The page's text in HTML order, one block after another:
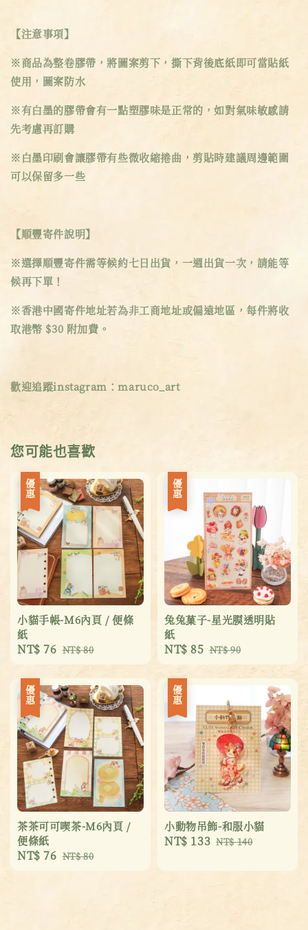
【注意事項】
※商品為整卷膠帶，將圖案剪下，撕下背後底紙即可當貼紙
使用，圖案防水
※有白墨的膠帶會有一點塑膠味是正常的，如對氣味敏感請
先考慮再訂購
※白墨印刷會讓膠帶有些微收縮捲曲，剪貼時建議周邊範圍
可以保留多一些
【順豐寄件說明】
※選擇順豐寄件需等候約七日出貨，一週出貨一次，請能等
候再下單！
※香港中國寄件地址若為非工商地址或偏遠地區，每件將收
取港幣 $30 附加費。
歡迎追蹤instagram：maruco_art
您可能也喜歡
優惠
小貓手帳-M6內頁 / 便條
紙
Sale
NT$ 76 Regular
price
NT$ 80
優惠
兔兔菓子-星光膜透明貼
紙
Sale
NT$ 85 Regular
price
NT$ 90
優惠
茶茶可可喫茶-M6內頁 /
便條紙
Sale
NT$ 76 Regular
NT$ 80
優惠
小動物吊飾-和服小貓
Sale
NT$ 133 Regular
NT$ 140